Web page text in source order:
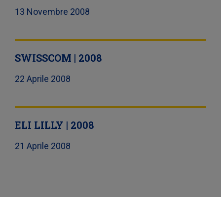
13 Novembre 2008
SWISSCOM | 2008
22 Aprile 2008
ELI LILLY | 2008
21 Aprile 2008